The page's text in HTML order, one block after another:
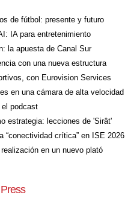
de fútbol: presente y futuro
IA para entretenimiento
la apuesta de Canal Sur
con una nueva estructura
con Eurovision Services
en una cámara de alta velocidad
el podcast
estrategia: lecciones de 'Sirât'
“conectividad crítica” en ISE 2026
realización en un nuevo plató